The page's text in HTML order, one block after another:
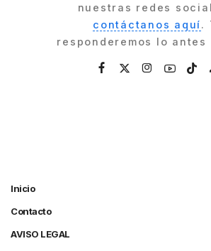
nuestras redes
contáctanos aquí.
responderemos lo antes
Inicio
Contacto
AVISO LEGAL